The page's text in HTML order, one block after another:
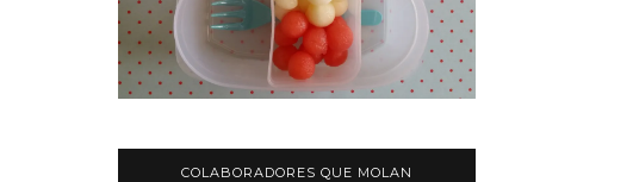
COLABORADORES QUE MOLAN